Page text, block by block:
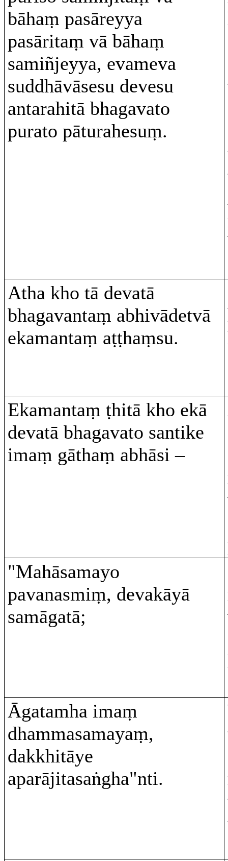
bāhaṃ pasāreyya
pasāritaṃ vā bāhaṃ
samiñjeyya, evameva
suddhāvāsesu devesu
antarahitā bhagavato
purato pāturahesuṃ.
Atha kho tā devatā
bhagavantaṃ abhivādetvā
ekamantaṃ aṭṭhaṃsu.
Ekamantaṃ ṭhitā kho ekā
devatā bhagavato santike
imaṃ gāthaṃ abhāsi –
"Mahāsamayo
pavanasmiṃ, devakāyā
samāgatā;
Āgatamha imaṃ
dhammasamayaṃ,
dakkhitāye
aparājitasaṅgha"nti.